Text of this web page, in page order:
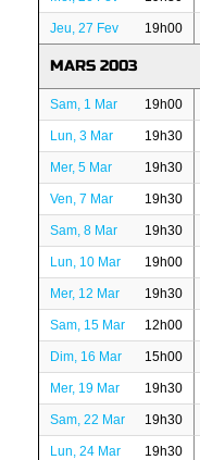
Jeu, 27 Fev 19h00
MARS 2003
Sam, 1 Mar 19h00
Lun, 3 Mar 19h30
Mer, 5 Mar 19h30
Ven, 7 Mar 19h30
Sam, 8 Mar 19h30
Lun, 10 Mar 19h00
Mer, 12 Mar 19h30
Sam, 15 Mar 12h00
Dim, 16 Mar 15h00
Mer, 19 Mar 19h30
Sam, 22 Mar 19h30
Lun, 24 Mar 19h30